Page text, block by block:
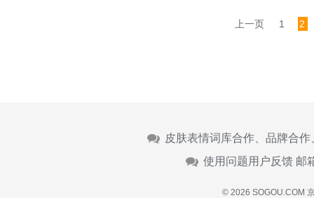
上一页 1 2
皮肤表情词库合作、品牌合
使用问题用户反馈 邮
© 2026 SOGOU.COM